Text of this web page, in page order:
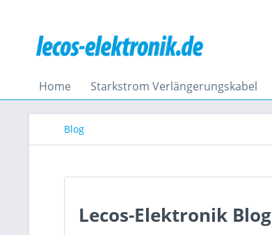
Home Starkstrom Verlängerungskabel
Blog
Lecos-Elektronik Blog